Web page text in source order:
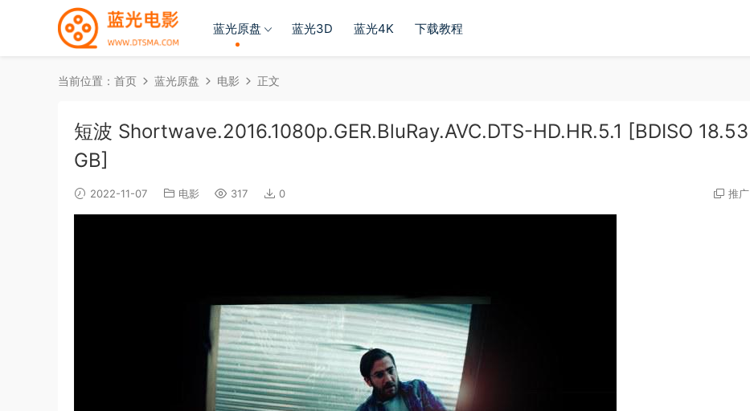
蓝光原盘 蓝光3D 蓝光4K 下载教程
当前位置： 首页 蓝光原盘 电影 正文
短波 Shortwave.2016.1080p.GER.BluRay.AVC.DTS-HD.HR.5.1 [BDISO 18.53
GB]
2022-11-07 电影 317 0 推广